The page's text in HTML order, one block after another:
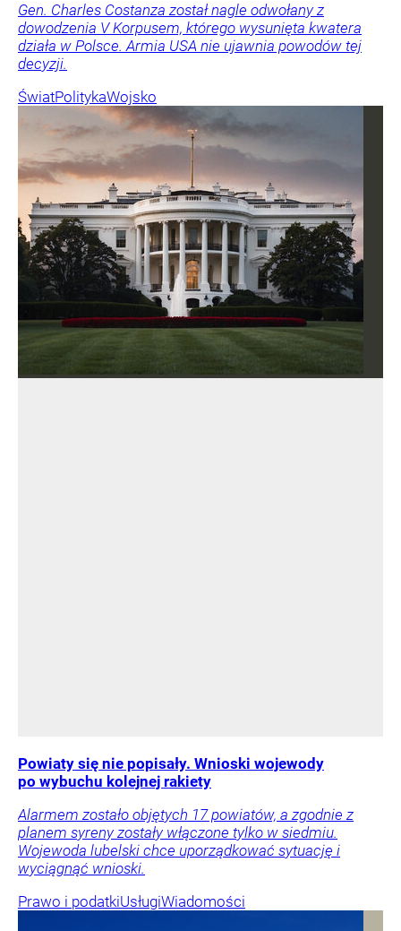
Gen. Charles Costanza został nagle odwołany z
dowodzenia V Korpusem, którego wysunięta kwatera
działa w Polsce. Armia USA nie ujawnia powodów tej
decyzji.
ŚwiatPolitykaWojsko
Powiaty się nie popisały. Wnioski wojewody
po wybuchu kolejnej rakiety
Alarmem zostało objętych 17 powiatów, a zgodnie z
planem syreny zostały włączone tylko w siedmiu.
Wojewoda lubelski chce uporządkować sytuację i
wyciągnąć wnioski.
Prawo i podatkiUsługiWiadomości